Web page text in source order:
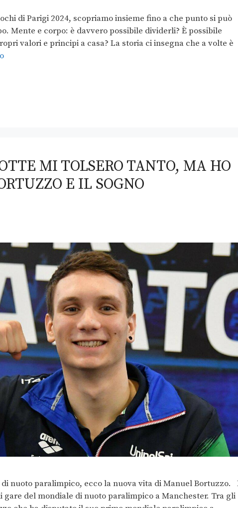
di Parigi 2024, scopriamo insieme fino a che punto si può
Mente e corpo: è davvero possibile dividerli? È possibile
valori e principi a casa? La storia ci insegna che a volte è
MI TOLSERO TANTO, MA HO
E IL SOGNO
nuoto paralimpico, ecco la nuova vita di Manuel Bortuzzo.
del mondiale di nuoto paralimpico a Manchester. Tra gli